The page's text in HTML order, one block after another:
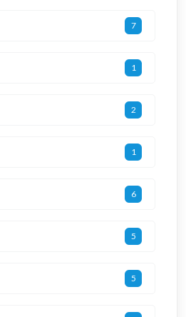
7
1
2
1
6
5
5